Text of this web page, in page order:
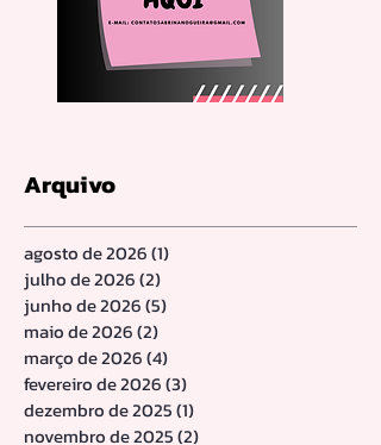
Arquivo
agosto de 2026(1)
julho de 2026 (2)2 posts
junho de 2026 (5)
maio de 2026(2)2 posts
março de 2026 (4)4 posts
fevereiro de 2026(3)3 posts